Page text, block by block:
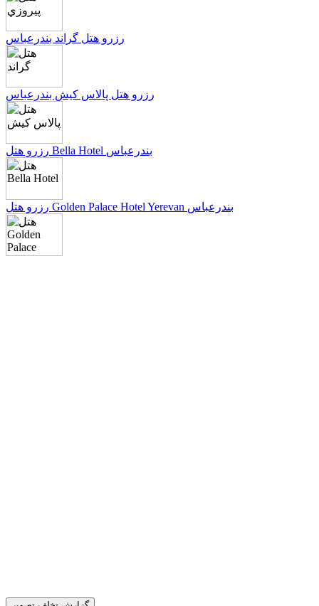
رزرو هتل گراند بندرعباس
رزرو هتل پالاس کيش بندرعباس
رزرو هتل Bella Hotel بندرعباس
رزرو هتل Golden Palace Hotel Yerevan بندرعباس